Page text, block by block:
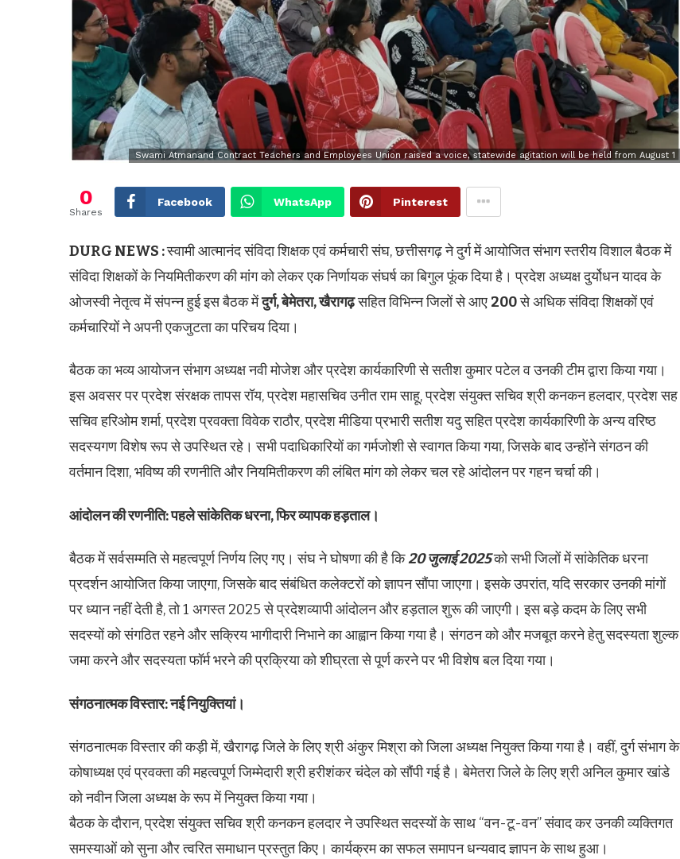
Swami Atmanand Contract Teachers and Employees Union raised a voice, statewide agitation will be held from August 1
0
Shares
Facebook WhatsApp Pinterest
DURG NEWS :स्वामी आत्मानंद संविदा शिक्षक एवं कर्मचारी संघ, छत्तीसगढ़ ने दुर्ग में आयोजित संभाग स्तरीय विशाल बैठक में
संविदा शिक्षकों के नियमितीकरण की मांग को लेकर एक निर्णायक संघर्ष का बिगुल फूंक दिया है। प्रदेश अध्यक्ष दुर्योधन यादव के
ओजस्वी नेतृत्व में संपन्न हुई इस बैठक मेंदुर्ग, बेमेतरा, खैरागढ़सहित विभिन्न जिलों से आए 200से अधिक संविदा शिक्षकों एवं
कर्मचारियों ने अपनी एकजुटता का परिचय दिया।
बैठक का भव्य आयोजन संभाग अध्यक्ष नवी मोजेश और प्रदेश कार्यकारिणी से सतीश कुमार पटेल व उनकी टीम द्वारा किया गया।
इस अवसर पर प्रदेश संरक्षक तापस रॉय, प्रदेश महासचिव उनीत राम साहू, प्रदेश संयुक्त सचिव श्री कनकन हलदार, प्रदेश सह
सचिव हरिओम शर्मा, प्रदेश प्रवक्ता विवेक राठौर, प्रदेश मीडिया प्रभारी सतीश यदु सहित प्रदेश कार्यकारिणी के अन्य वरिष्ठ
सदस्यगण विशेष रूप से उपस्थित रहे। सभी पदाधिकारियों का गर्मजोशी से स्वागत किया गया, जिसके बाद उन्होंने संगठन की
वर्तमान दिशा, भविष्य की रणनीति और नियमितीकरण की लंबित मांग को लेकर चल रहे आंदोलन पर गहन चर्चा की।
आंदोलन की रणनीति: पहले सांकेतिक धरना, फिर व्यापक हड़ताल।
बैठक में सर्वसम्मति से महत्वपूर्ण निर्णय लिए गए। संघ ने घोषणा की है कि20 जुलाई 2025को सभी जिलों में सांकेतिक धरना
प्रदर्शन आयोजित किया जाएगा, जिसके बाद संबंधित कलेक्टरों को ज्ञापन सौंपा जाएगा। इसके उपरांत, यदि सरकार उनकी मांगों
पर ध्यान नहीं देती है, तो 1 अगस्त 2025 से प्रदेशव्यापी आंदोलन और हड़ताल शुरू की जाएगी। इस बड़े कदम के लिए सभी
सदस्यों को संगठित रहने और सक्रिय भागीदारी निभाने का आह्वान किया गया है। संगठन को और मजबूत करने हेतु सदस्यता शुल्क
जमा करने और सदस्यता फॉर्म भरने की प्रक्रिया को शीघ्रता से पूर्ण करने पर भी विशेष बल दिया गया।
संगठनात्मक विस्तार: नई नियुक्तियां।
संगठनात्मक विस्तार की कड़ी में, खैरागढ़ जिले के लिए श्री अंकुर मिश्रा को जिला अध्यक्ष नियुक्त किया गया है। वहीं, दुर्ग संभाग के
कोषाध्यक्ष एवं प्रवक्ता की महत्वपूर्ण जिम्मेदारी श्री हरीशंकर चंदेल को सौंपी गई है। बेमेतरा जिले के लिए श्री अनिल कुमार खांडे
को नवीन जिला अध्यक्ष के रूप में नियुक्त किया गया।
बैठक के दौरान, प्रदेश संयुक्त सचिव श्री कनकन हलदार ने उपस्थित सदस्यों के साथ “वन-टू-वन” संवाद कर उनकी व्यक्तिगत
समस्याओं को सुना और त्वरित समाधान प्रस्तुत किए। कार्यक्रम का सफल समापन धन्यवाद ज्ञापन के साथ हुआ।